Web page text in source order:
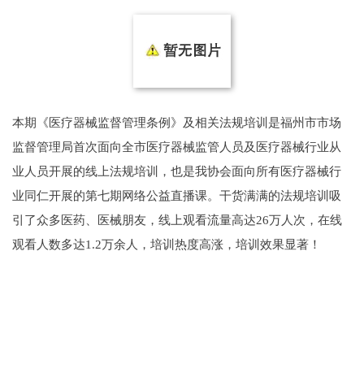
本期《医疗器械监督管理条例》及相关法规培训是福州市市场
监督管理局首次面向全市医疗器械监管人员及医疗器械行业从
业人员开展的线上法规培训，也是我协会面向所有医疗器械行
业同仁开展的第七期网络公益直播课。干货满满的法规培训吸
引了众多医药、医械朋友，线上观看流量高达26万人次，在线
观看人数多达1.2万余人，培训热度高涨，培训效果显著！